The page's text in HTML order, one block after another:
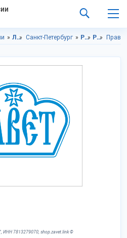
Ленинградская область Санкт-Петербург Религиозные и ритуальные товары Религиозная продукция
7813279070, shop.zavet.link ©